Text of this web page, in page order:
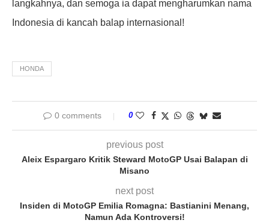
langkahnya, dan semoga ia dapat mengharumkan nama
Indonesia di kancah balap internasional!
HONDA
0 comments 0
previous post
Aleix Espargaro Kritik Steward MotoGP Usai Balapan di
Misano
next post
Insiden di MotoGP Emilia Romagna: Bastianini Menang,
Namun Ada Kontroversi!